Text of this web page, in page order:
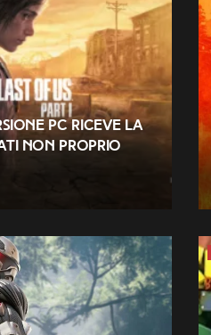
PC riceve la
non proprio